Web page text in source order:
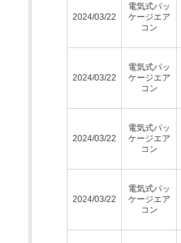
2024/03/22
電気式パッ
ケージエア
コン
2024/03/22
電気式パッ
ケージエア
コン
2024/03/22
電気式パッ
ケージエア
コン
2024/03/22
電気式パッ
ケージエア
コン